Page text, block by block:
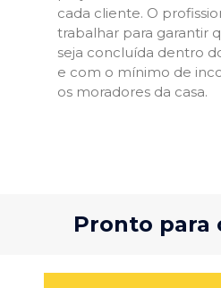
cada cliente. O
trabalhar para garantir
seja concluída dentro
e com o mínimo de
os moradores da casa.
Pronto para